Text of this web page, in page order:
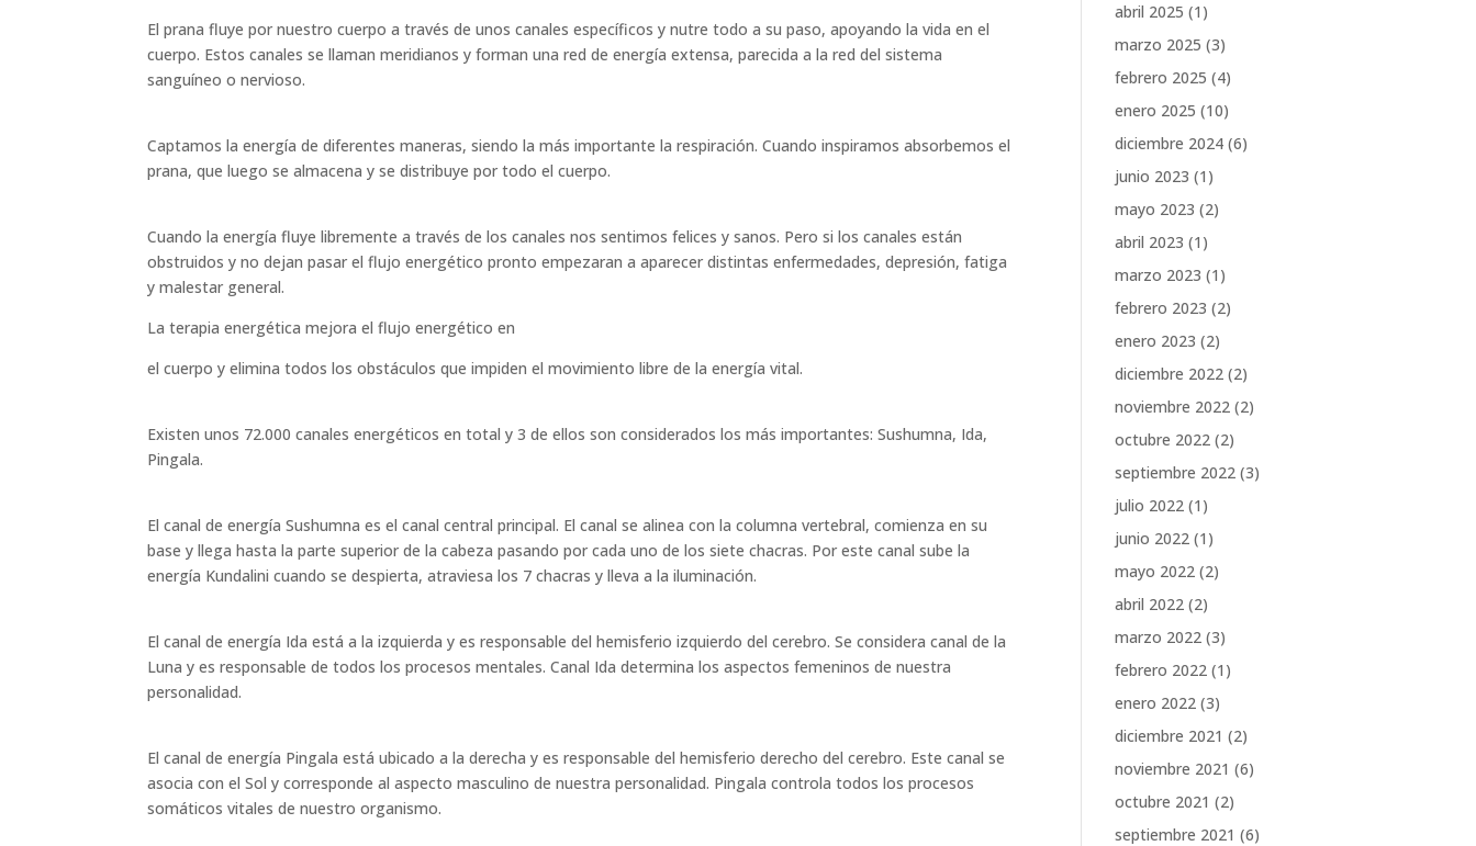
El prana fluye por nuestro cuerpo a través de unos canales específicos y nutre todo a su paso, apoyando la vida en el
cuerpo. Estos canales se llaman meridianos y forman una red de energía extensa, parecida a la red del sistema
sanguíneo o nervioso.
Captamos la energía de diferentes maneras, siendo la más importante la respiración. Cuando inspiramos absorbemos el
prana, que luego se almacena y se distribuye por todo el cuerpo.
Cuando la energía fluye libremente a través de los canales nos sentimos felices y sanos. Pero si los canales están
obstruidos y no dejan pasar el flujo energético pronto empezaran a aparecer distintas enfermedades, depresión, fatiga
y malestar general.
La terapia energética mejora el flujo energético en
el cuerpo y elimina todos los obstáculos que impiden el movimiento libre de la energía vital.
Existen unos 72.000 canales energéticos en total y 3 de ellos son considerados los más importantes: Sushumna, Ida,
Pingala.
El canal de energía Sushumna es el canal central principal. El canal se alinea con la columna vertebral, comienza en su
base y llega hasta la parte superior de la cabeza pasando por cada uno de los siete chacras. Por este canal sube la
energía Kundalini cuando se despierta, atraviesa los 7 chacras y lleva a la iluminación.
El canal de energía Ida está a la izquierda y es responsable del hemisferio izquierdo del cerebro. Se considera canal de la
Luna y es responsable de todos los procesos mentales. Canal Ida determina los aspectos femeninos de nuestra
personalidad.
El canal de energía Pingala está ubicado a la derecha y es responsable del hemisferio derecho del cerebro. Este canal se
asocia con el Sol y corresponde al aspecto masculino de nuestra personalidad. Pingala controla todos los procesos
somáticos vitales de nuestro organismo.
abril 2025 (1)
marzo 2025 (3)
febrero 2025 (4)
enero 2025 (10)
diciembre 2024 (6)
junio 2023 (1)
mayo 2023 (2)
abril 2023 (1)
marzo 2023 (1)
febrero 2023 (2)
enero 2023 (2)
diciembre 2022 (2)
noviembre 2022 (2)
octubre 2022 (2)
septiembre 2022 (3)
julio 2022 (1)
junio 2022 (1)
mayo 2022 (2)
abril 2022 (2)
marzo 2022 (3)
febrero 2022 (1)
enero 2022 (3)
diciembre 2021 (2)
noviembre 2021 (6)
octubre 2021 (2)
septiembre 2021 (6)